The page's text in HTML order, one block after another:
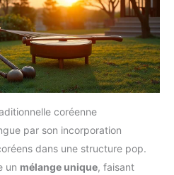
coréenne
par son incorporation
dans une structure pop.
un mélange unique, faisant